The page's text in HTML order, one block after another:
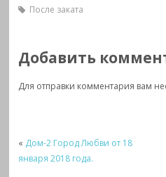
После заката
Добавить
Для отправки комментария вам
« Дом-2 Город Любви от 18
января 2018 года.